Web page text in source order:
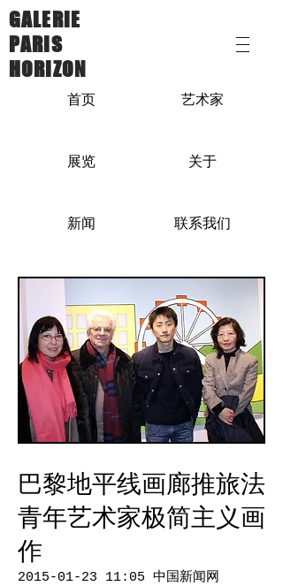
GALERIE
PARIS
HORIZON
首页 艺术家
展览 关于
新闻 联系我们
巴黎地平线画廊推旅法
青年艺术家极简主义画
作
2015-01-23 11:05 中国新闻网